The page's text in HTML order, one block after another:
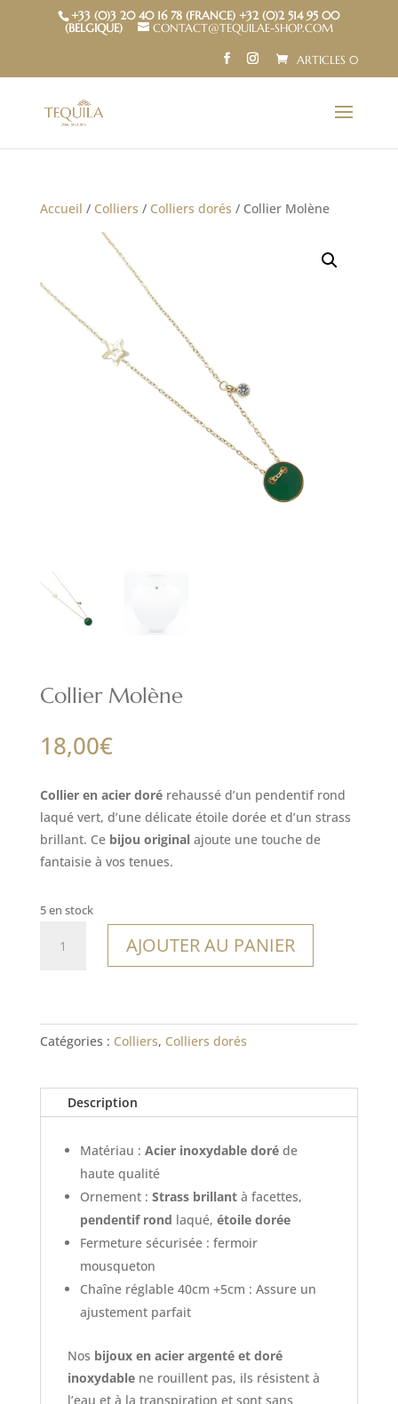
+33 (0)3 20 40 16 78 (FRANCE) +32 (0)2 514 95 00
(BELGIQUE)
CONTACT@TEQUILAE-SHOP.COM
ARTICLES 0
Accueil / Colliers / Colliers dorés / Collier Molène
Collier Molène
18,00€
Collier en acier dorérehaussé d’un pendentif rond
laqué vert, d’une délicate étoile dorée et d’un strass
brillant. Ce bijou originalajoute une touche de
fantaisie à vos tenues.
5 en stock
AJOUTER AU PANIER
Catégories : Colliers, Colliers dorés
Description
Matériau : Acier inoxydable doréde
haute qualité
Ornement : Strass brillantà facettes,
pendentif rond laqué, étoile dorée
Fermeture sécurisée : fermoir
mousqueton
Chaîne réglable 40cm +5cm : Assure un
ajustement parfait
Nos bijoux en acier argenté et doré
inoxydablene rouillent pas, ils résistent à
l’eau et à la transpiration et sont sans